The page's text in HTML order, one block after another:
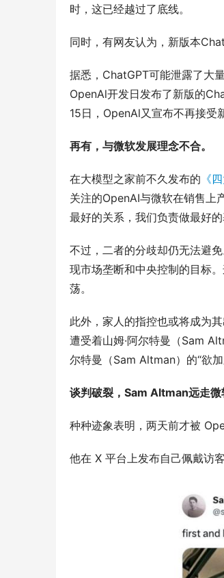
时，这已经越过了底线。
同时，有网友认为，新版本
据悉，ChatGPT可能泄露了大
OpenAl开发日发布了新版的
15日，OpenAl又宣布不再接受
再有，与微软发展理念不合。
在大模型之家前不久发布的 《
关注的OpenAI与微软在销售上
最好的关系，我们负责做最好
不过，二者的分歧却仍无法避
现市场垄断和中央控制的目标
荡。
此外，家人的指控也或将成为
遭受着山姆·阿尔特曼（Sam
尔特曼（Sam Altman）的“欲加
谈判破裂，Sam Altman远走微
种种迹象表明，两天前才被
他在 X 平台上发布自己佩戴访